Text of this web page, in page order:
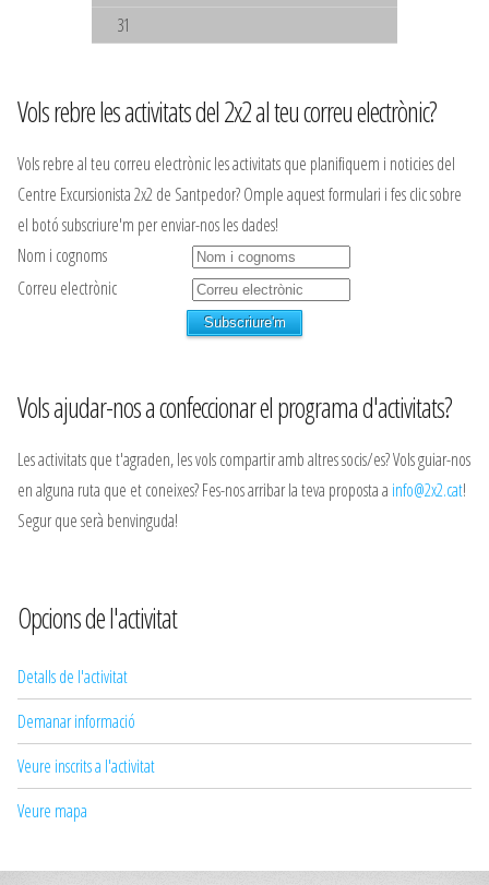
31
Vols rebre les activitats del 2x2 al teu correu electrònic?
Vols rebre al teu correu electrònic les activitats que planifiquem i noticies del
Centre Excursionista 2x2 de Santpedor? Omple aquest formulari i fes clic sobre
el botó subscriure'm per enviar-nos les dades!
Nom i cognoms
Correu electrònic
Vols ajudar-nos a confeccionar el programa d'activitats?
Les activitats que t'agraden, les vols compartir amb altres socis/es? Vols guiar-nos
en alguna ruta que et coneixes? Fes-nos arribar la teva proposta a info@2x2.cat!
Segur que serà benvinguda!
Opcions de l'activitat
Detalls de l'activitat
Demanar informació
Veure inscrits a l'activitat
Veure mapa